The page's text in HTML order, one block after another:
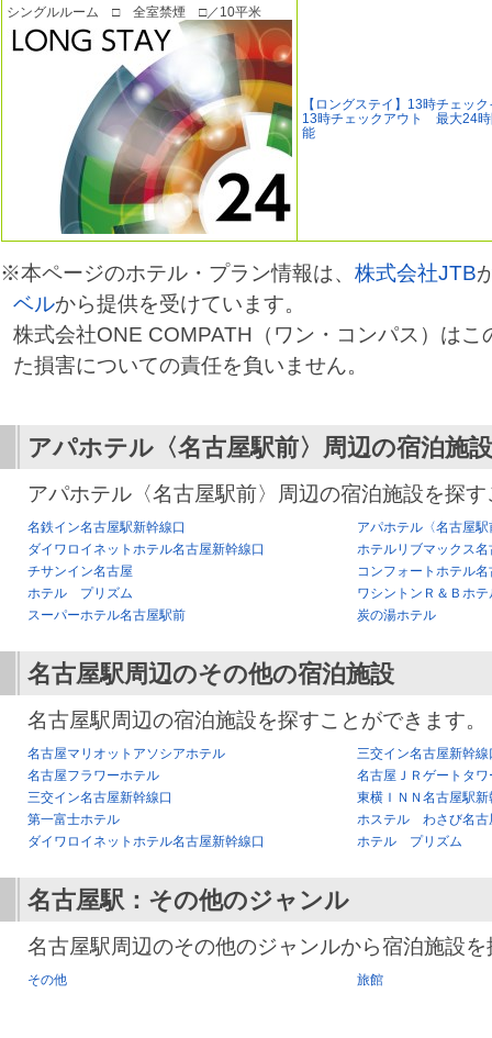
シングルルーム □ 全室禁煙 □／10平米
【ロングステイ】13時チェッ
13時チェックアウト 最大24時
能
※本ページのホテル・プラン情報は、 株式会社JTB
ベルから提供を受けています。
株式会社ONE COMPATH（ワン・コンパス）はこ
た損害についての責任を負いません。
アパホテル〈名古屋駅前〉 周辺の宿泊施設
アパホテル〈名古屋駅前〉周辺の宿泊施設を探
名鉄イン名古屋駅新幹線口
アパホテル〈名古屋駅
ダイワロイネットホテル名古屋新幹線口
ホテルリブマックス
チサンイン名古屋
コンフォートホテル
ホテル プリズム
ワシントンＲ＆Ｂホ
スーパーホテル名古屋駅前
炭の湯ホテル
名古屋駅周辺のその他の宿泊施設
名古屋駅周辺の宿泊施設を探すことができます。
名古屋マリオットアソシアホテル
三交イン名古屋新幹
名古屋フラワーホテル
名古屋ＪＲゲートタワ
三交イン名古屋新幹線口
東横ＩＮＮ名古屋駅新
第一富士ホテル
ホステル わさび名古
ダイワロイネットホテル名古屋新幹線口
ホテル プリズム
名古屋駅 ：その他のジャンル
名古屋駅周辺のその他のジャンルから宿泊施設
その他 旅館